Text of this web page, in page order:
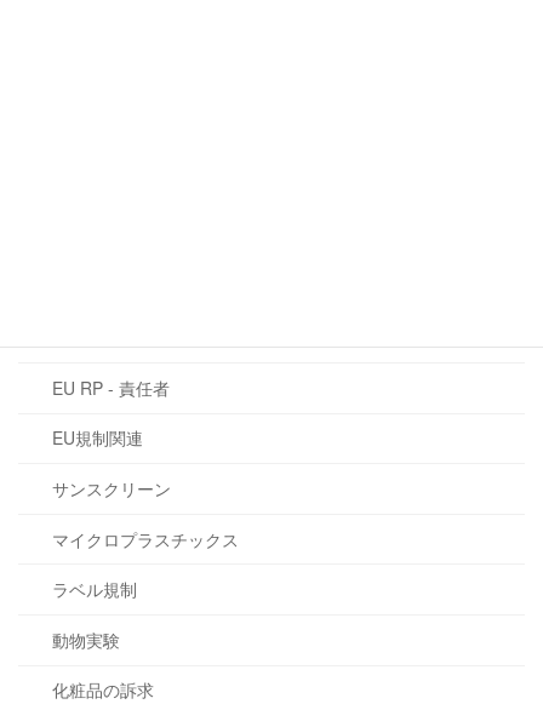
EU RP - 責任者
EU規制関連
サンスクリーン
マイクロプラスチックス
ラベル規制
動物実験
化粧品の訴求